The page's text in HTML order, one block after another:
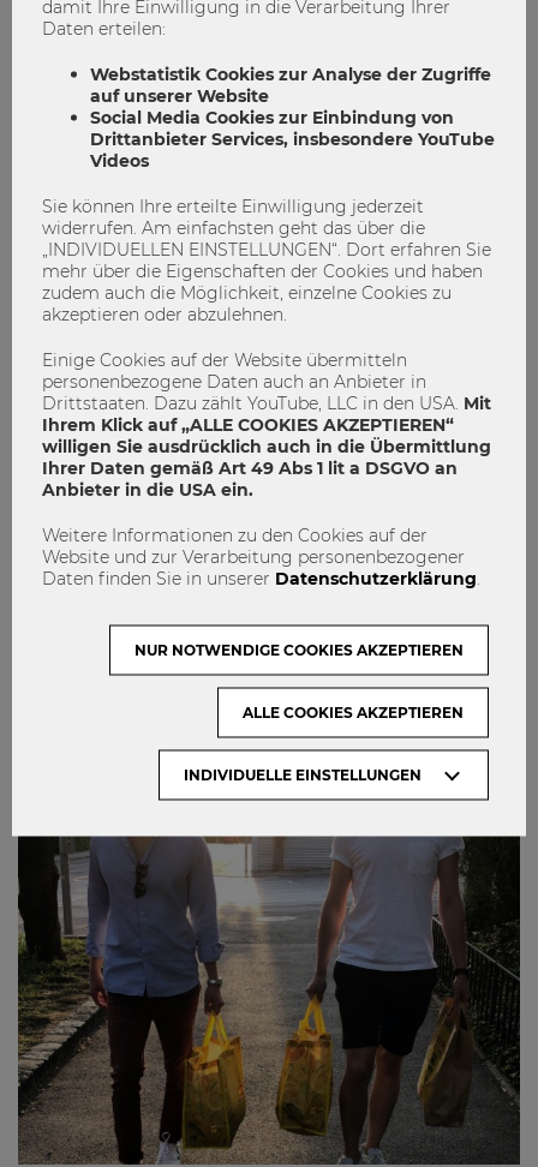
umweltschutz
0
ENGAGIEREN
zusammenzuhalten."
Soziale Verantwortung
soziales Engagement
damit Ihre Einwilligung in die Verarbeitung Ihrer
Daten erteilen:
Webstatistik Cookies zur Analyse der Zugriffe
auf unserer Website
Social Media Cookies zur Einbindung von
Drittanbieter Services, insbesondere YouTube
Videos
Sie können Ihre erteilte Einwilligung jederzeit
widerrufen. Am einfachsten geht das über die
„INDIVIDUELLEN EINSTELLUNGEN“. Dort erfahren Sie
mehr über die Eigenschaften der Cookies und haben
zudem auch die Möglichkeit, einzelne Cookies zu
akzeptieren oder abzulehnen.
Einige Cookies auf der Website übermitteln
personenbezogene Daten auch an Anbieter in
Drittstaaten. Dazu zählt YouTube, LLC in den USA. Mit
Ihrem Klick auf „ALLE COOKIES AKZEPTIEREN“
willigen Sie ausdrücklich auch in die Übermittlung
Ihrer Daten gemäß Art 49 Abs 1 lit a DSGVO an
Anbieter in die USA ein.
Weitere Informationen zu den Cookies auf der
Website und zur Verarbeitung personenbezogener
Daten finden Sie in unserer Datenschutzerklärung
INDIVIDUELLE EINSTELLUNGEN
NUR NOTWENDIGE COOKIES AKZEPTIEREN
ALLE COOKIES AKZEPTIEREN